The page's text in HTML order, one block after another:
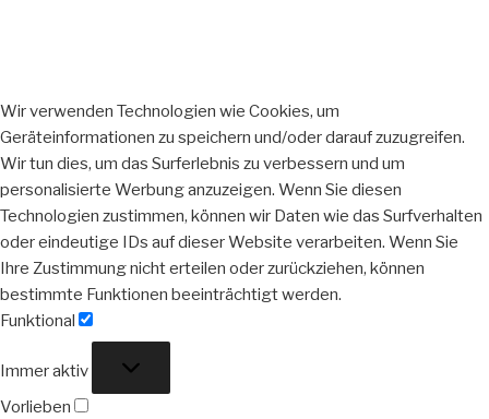
Wir verwenden Technologien wie Cookies, um
Geräteinformationen zu speichern und/oder darauf zuzugreifen.
Wir tun dies, um das Surferlebnis zu verbessern und um
personalisierte Werbung anzuzeigen. Wenn Sie diesen
Technologien zustimmen, können wir Daten wie das Surfverhalten
oder eindeutige IDs auf dieser Website verarbeiten. Wenn Sie
Ihre Zustimmung nicht erteilen oder zurückziehen, können
bestimmte Funktionen beeinträchtigt werden.
Funktional
Immer aktiv
Vorlieben